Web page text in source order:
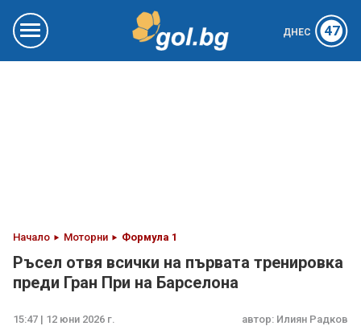
ДНЕС 47
Начало Моторни Формула 1
Ръсел отвя всички на първата тренировка
преди Гран При на Барселона
15:47 | 12 юни 2026 г. автор: Илиян Радков